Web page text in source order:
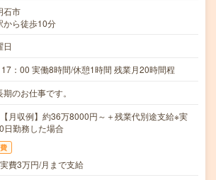
石市
から徒歩10分
日
：00 実働8時間/休憩1時間 残業月20時間程
のお仕事です。
月収例】約36万8000円～＋残業代別途支給※実
日勤務した場合
費3万円/月まで支給